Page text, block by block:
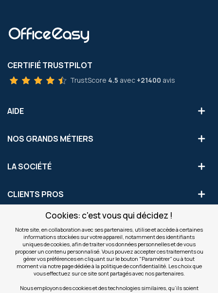
Cookies: c'est vous qui décidez !
Notre site, en collaboration avec ses partenaires, utilise et accède à certaines
informations stockées sur votre appareil, notamment des identifiants
uniques de cookies, afin de traiter vos données personnelles et de vous
proposer un contenu personnalisé. Vous pouvez accepter ces traitements ou
gérer vos préférences en cliquant sur le bouton "Paramétrer" ou à tout
moment via notre page dédiée à la politique de confidentialité. Les choix que
vous effectuez sur ce site sont partagés avec nos partenaires.
Nous employons des cookies et des technologies similaires, qu’ils soient
CERTIFIÉ TRUSTPILOT
TrustScore 4.5 avec +21400 avis
AIDE
NOS GRANDS MÉTIERS
LA SOCIÉTÉ
CLIENTS PROS
S'INSCRIRE AUX OFFRES COMMERCIALES
Inscription
notre
newsletter
Valider